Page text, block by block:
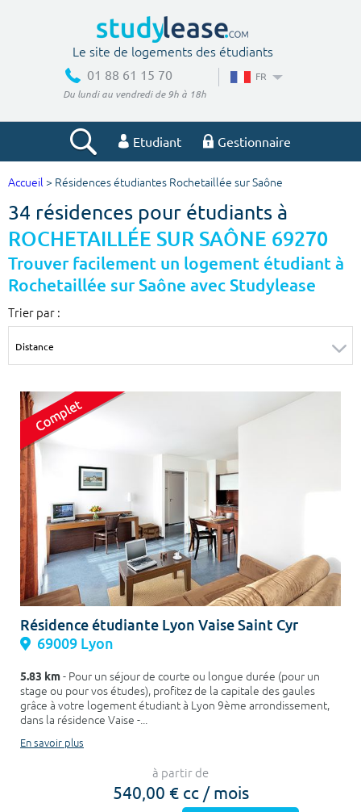
Le site de logements des étudiants
01 88 61 15 70
Du lundi au vendredi de 9h à 18h
FR
Etudiant Gestionnaire
Votre recherche
Ville, école
Type de location
Colocation
Votre date d'entrée
Chercher
Accueil > Résidences étudiantes Rochetaillée sur Saône
34 résidences pour étudiants à
ROCHETAILLÉE SUR SAÔNE 69270
Trouver facilement un logement étudiant à
Rochetaillée sur Saône avec Studylease
Trier par :
Résidence étudiante Lyon Vaise Saint Cyr
69009 Lyon
5.83 km- Pour un séjour de courte ou longue durée (pour un
stage ou pour vos études), profitez de la capitale des gaules
grâce à votre logement étudiant à Lyon 9ème arrondissement,
dans la résidence Vaise -...
En savoir plus
à partir de
540,00 € cc / mois